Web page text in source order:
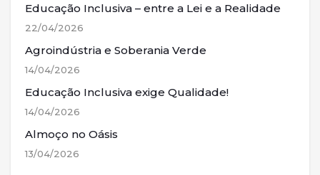
Educação Inclusiva – entre a Lei e a Realidade
22/04/2026
Agroindústria e Soberania Verde
14/04/2026
Educação Inclusiva exige Qualidade!
14/04/2026
Almoço no Oásis
13/04/2026